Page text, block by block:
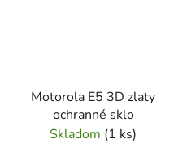
Motorola E5 3D zlaty
ochranné sklo
Skladom (1 ks)